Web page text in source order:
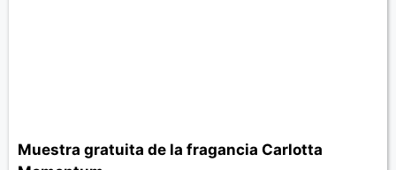
Muestra gratuita de la fragancia Carlotta